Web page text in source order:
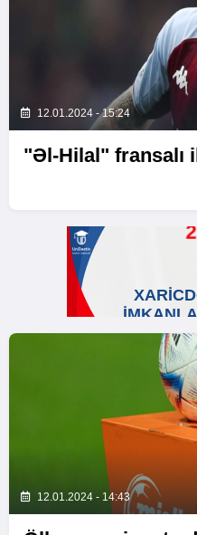
12.01.2024 - 15:24
"Əl-Hilal" fransalı
12.01.2024 - 14:43